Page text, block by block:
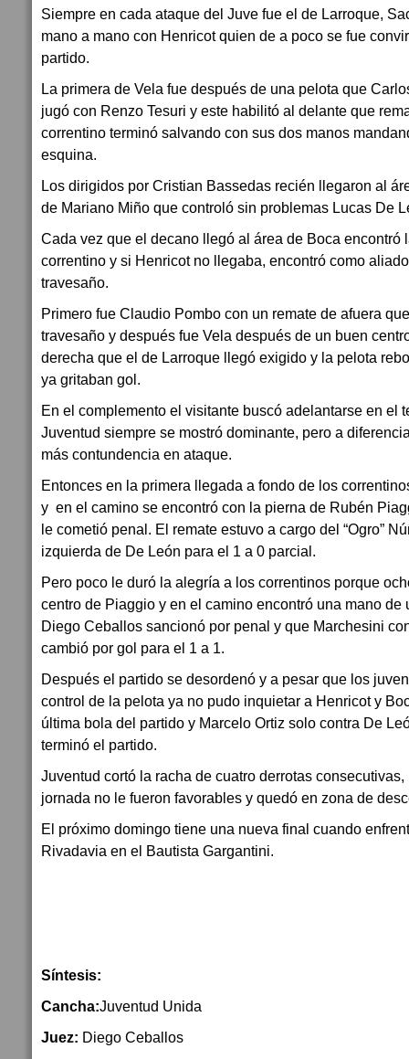
Siempre en cada ataque del Juve fue el de Larroque,
mano a mano con Henricot quien de a poco se fue
partido.
La primera de Vela fue después de una pelota que
jugó con Renzo Tesuri y este habilitó al delante que
correntino terminó salvando con sus dos manos
esquina.
Los dirigidos por Cristian Bassedas recién llegaron al
de Mariano Miño que controló sin problemas Lucas De
Cada vez que el decano llegó al área de Boca encontró
correntino y si Henricot no llegaba, encontró como
travesaño.
Primero fue Claudio Pombo con un remate de afuera
travesaño y después fue Vela después de un buen
derecha que el de Larroque llegó exigido y la pelota
ya gritaban gol.
En el complemento el visitante buscó adelantarse en el
Juventud siempre se mostró dominante, pero a
más contundencia en ataque.
Entonces en la primera llegada a fondo de los
y en el camino se encontró con la pierna de Rubén
le cometió penal. El remate estuvo a cargo del “Ogro”
izquierda de De León para el 1 a 0 parcial.
Pero poco le duró la alegría a los correntinos porque
centro de Piaggio y en el camino encontró una mano de
Diego Ceballos sancionó por penal y que Marchesini
cambió por gol para el 1 a 1.
Después el partido se desordenó y a pesar que los
control de la pelota ya no pudo inquietar a Henricot y
última bola del partido y Marcelo Ortiz solo contra De
terminó el partido.
Juventud cortó la racha de cuatro derrotas
jornada no le fueron favorables y quedó en zona de
El próximo domingo tiene una nueva final cuando
Rivadavia en el Bautista Gargantini.
Síntesis:
Cancha:Juventud Unida
Juez: Diego Ceballos